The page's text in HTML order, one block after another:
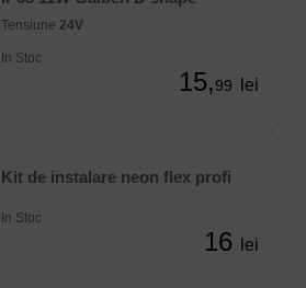
Tensiune 24V
In Stoc
15,99 lei
Kit de instalare neon flex profi
In Stoc
16 lei